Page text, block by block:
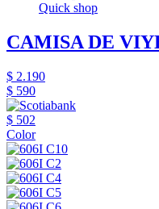
Quick shop
CAMISA DE
$ 2.190
$ 590
$ 502
Color